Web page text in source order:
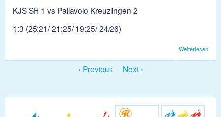
KJS SH 1 vs Pallavolo Kreuzlingen 2
1:3 (25:21/ 21:25/ 19:25/ 24/26)
Weiterlesen
2
‹ Previous Next ›